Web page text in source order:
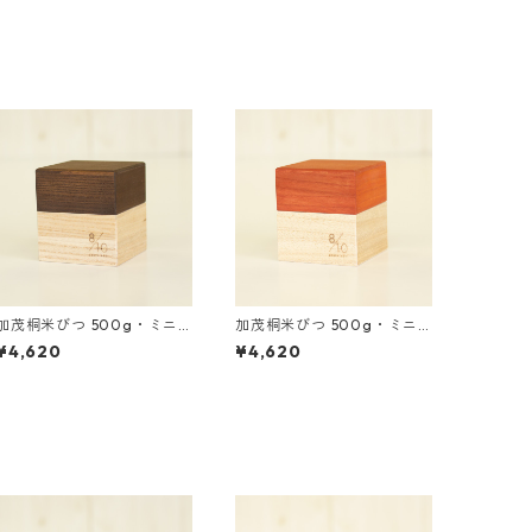
茂桐米びつ 500g・ミニ
付き 茶色
加茂桐米びつ 500g・ミニ
枡付き 赤色
¥4,620